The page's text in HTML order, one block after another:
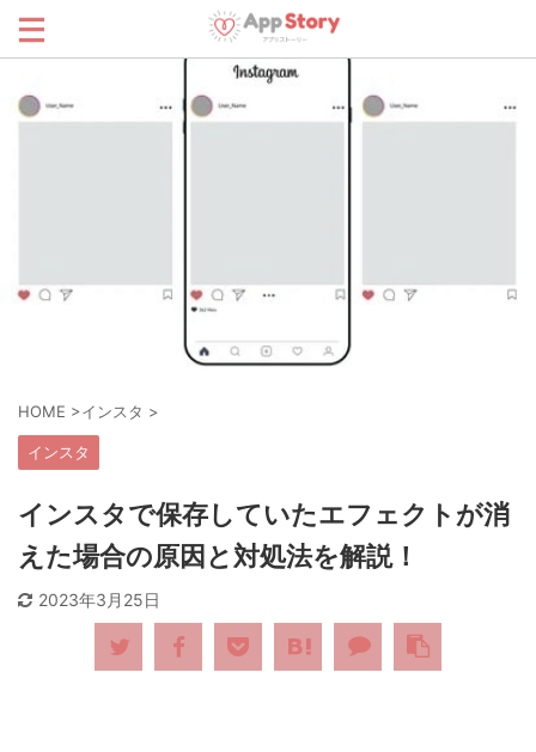
HOME >インスタ >
インスタ
インスタで保存していたエフェクトが消
えた場合の原因と対処法を解説！
2023年3月25日